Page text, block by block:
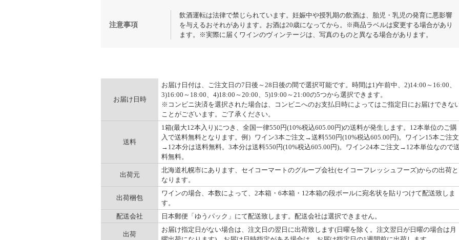
注意事項
飲酒運転は法律で禁じられています。妊娠中や授乳期の飲酒は、胎児・乳児の発育に悪影響
を与えるおそれがあります。お酒は20歳になってから。※商品ラベルは変更する場合があり
ます。※実際に届くワインのヴィンテージは、写真のものと異なる場合があります。
お届け日時
お届け日付は、ご注文日の7日後～28日後の間で選択可能です。時間は1)午前中、2)14:00～16:00、
3)16:00～18:00、4)18:00～20:00、5)19:00～21:00の5つから選択できます。
※コンビニ決済を選択された場合は、コンビニへのお支払日時によってはご指定日にお届けできな
ことがございます。ご了承ください。
送料
1箱(最大12本入り)につき、全国一律550円(10%税込605.00円)の送料が発生します。12本単位のご購
入で送料無料となります。例）ワイン3本ご注文→送料550円(10%税込605.00円)。ワイン15本ご注文
→12本分は送料無料。3本分は送料550円(10%税込605.00円)。ワイン24本ご注文→12本単位なので送
料無料。
出荷元
北海道札幌市にあります、セイコーマートのグループ会社(セイコーフレッシュフーズ)からの出荷と
なります。
出荷梱包
ワインの場合、本数によって、2本箱・6本箱・12本箱の段ボールに宛名状を貼りつけて配送致しま
す。
配送会社
日本郵便「ゆうパック」にて配送致します。配送会社は選択できません。
出荷
お届け指定日がない場合は、注文日の翌日に出荷致します(日曜を除く。注文翌日が日曜の場合は月